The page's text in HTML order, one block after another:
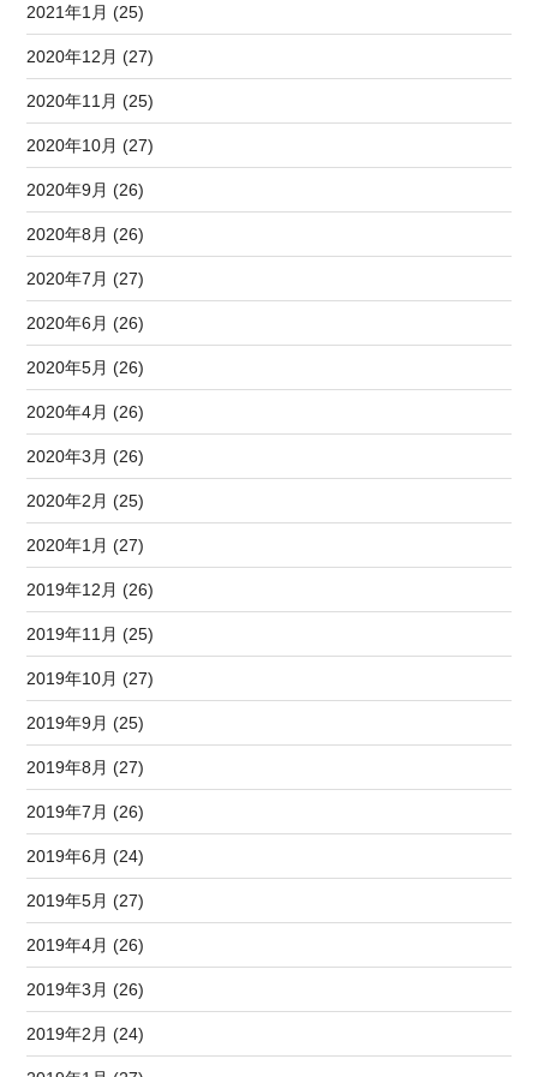
2021年1月 (25)
2020年12月 (27)
2020年11月 (25)
2020年10月 (27)
2020年9月 (26)
2020年8月 (26)
2020年7月 (27)
2020年6月 (26)
2020年5月 (26)
2020年4月 (26)
2020年3月 (26)
2020年2月 (25)
2020年1月 (27)
2019年12月 (26)
2019年11月 (25)
2019年10月 (27)
2019年9月 (25)
2019年8月 (27)
2019年7月 (26)
2019年6月 (24)
2019年5月 (27)
2019年4月 (26)
2019年3月 (26)
2019年2月 (24)